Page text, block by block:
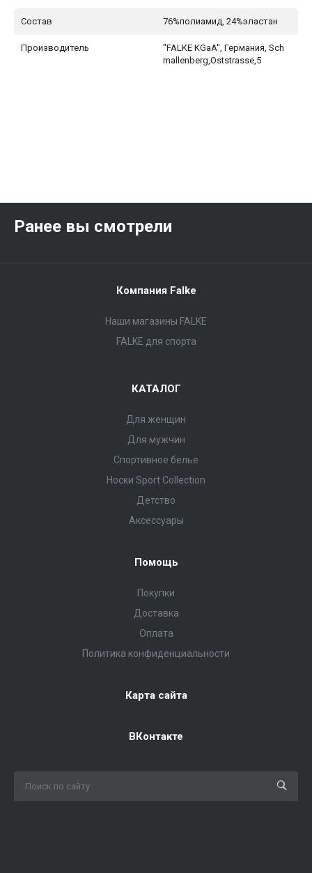
Состав 76%полиамид, 24%эластан
Производитель
"FALKE KGaA", Германия, Sch
mallenberg,Oststrasse,5
Ранее вы смотрели
Компания Falke
Наши магазины FALKE
FALKE для спорта
КАТАЛОГ
Для женщин
Для мужчин
Спортивное белье
Носки Sport Collection
Детство
Аксессуары
Помощь
Покупки
Доставка
Оплата
Политика конфиденциальности
Карта сайта
ВКонтакте